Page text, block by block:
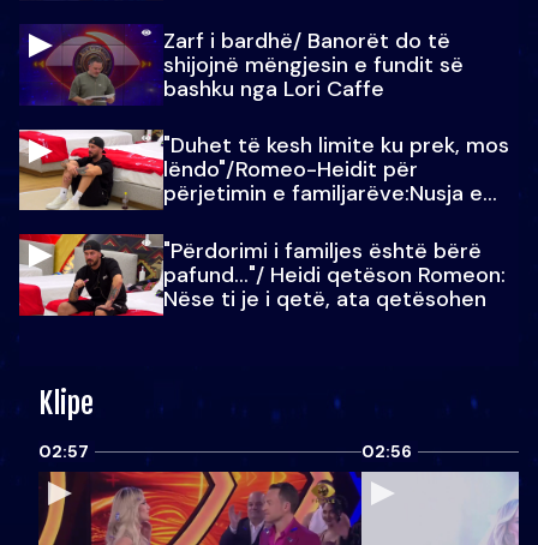
Zarf i bardhë/ Banorët do të
shijojnë mëngjesin e fundit së
bashku nga Lori Caffe
"Duhet të kesh limite ku prek, mos
lëndo"/Romeo-Heidit për
përjetimin e familjarëve:Nusja e
"Përdorimi i familjes është bërë
pafund…"/ Heidi qetëson Romeon:
Nëse ti je i qetë, ata qetësohen
Klipe
02:57 02:56